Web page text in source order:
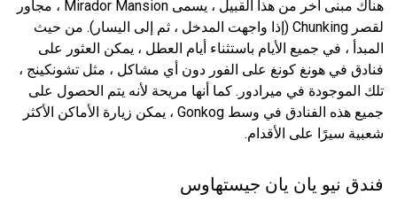
هناك مبنى آخر من هذا القبيل ، يسمى Mirador Mansion ، مجاور
لقصر Chunking (إذا واجهت المدخل ، ثم إلى اليسار). من حيث
المبدأ ، في جميع الأيام باستثناء أيام العطل ، يمكن العثور على
فنادق في هونغ كونغ على الفور دون أي مشاكل ، مثل تشونكينج ،
تلك الموجودة في ميرادور. كما أنها مريحة لأنه يتم الحصول على
جميع هذه الفنادق في وسط Gonkog ، يمكن زيارة الأماكن الأكثر
شعبية سيرًا على الأقدام.
فندق نيو يان يان جيستهاوس